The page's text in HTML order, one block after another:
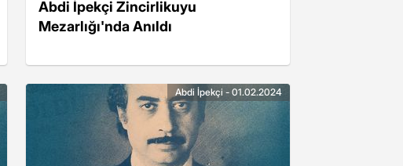
Abdi İpekçi Zincirlikuyu
Mezarlığı'nda Anıldı
Abdi İpekçi - 01.02.2024